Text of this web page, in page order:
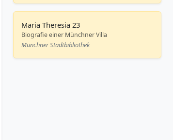
Maria Theresia 23
Biografie einer Münchner Villa
Münchner Stadtbibliothek